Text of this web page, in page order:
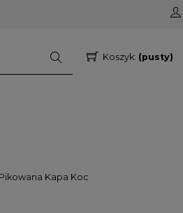
Koszyk: (pusty)
Kapa Koc